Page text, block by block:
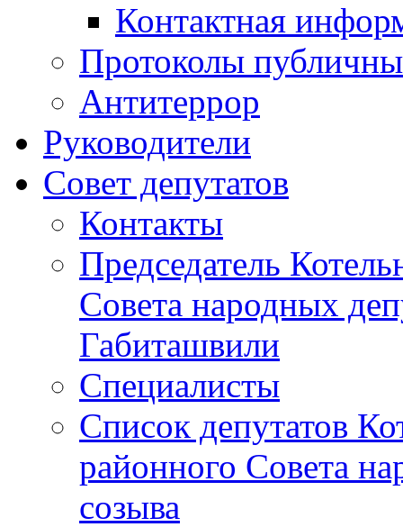
Контактная
Протоколы
Антитеррор
Руководители
Совет депутатов
Контакты
Председатель
Совета народных
Габиташвили
Специалисты
Список депутатов
районного Совета
созыва